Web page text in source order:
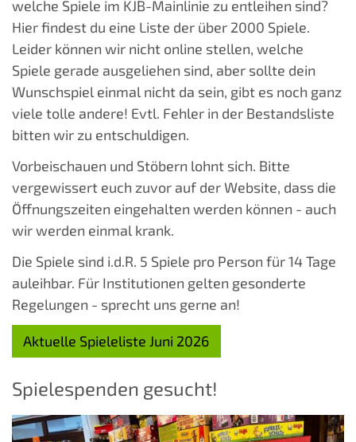
welche Spiele im KJB-Mainlinie zu entleihen sind?
Hier findest du eine Liste der über 2000 Spiele.
Leider können wir nicht online stellen, welche
Spiele gerade ausgeliehen sind, aber sollte dein
Wunschspiel einmal nicht da sein, gibt es noch ganz
viele tolle andere! Evtl. Fehler in der Bestandsliste
bitten wir zu entschuldigen.
Vorbeischauen und Stöbern lohnt sich. Bitte
vergewissert euch zuvor auf der Website, dass die
Öffnungszeiten eingehalten werden können - auch
wir werden einmal krank.
Die Spiele sind i.d.R. 5 Spiele pro Person für 14 Tage
auleihbar. Für Institutionen gelten gesonderte
Regelungen - sprecht uns gerne an!
Aktuelle Spieleliste Juni 2026
Spielespenden gesucht!